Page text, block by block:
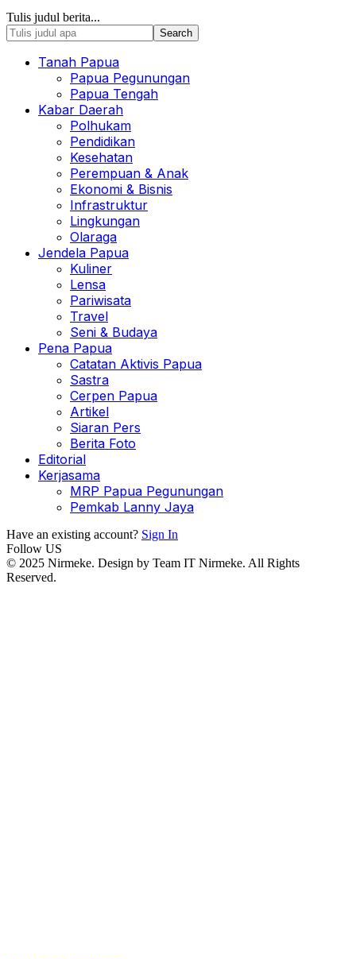
Tulis judul berita...
Tanah Papua
Papua Pegunungan
Papua Tengah
Kabar Daerah
Polhukam
Pendidikan
Kesehatan
Perempuan & Anak
Ekonomi & Bisnis
Infrastruktur
Lingkungan
Olaraga
Jendela Papua
Kuliner
Lensa
Pariwisata
Travel
Seni & Budaya
Pena Papua
Catatan Aktivis Papua
Sastra
Cerpen Papua
Artikel
Siaran Pers
Berita Foto
Editorial
Kerjasama
MRP Papua Pegunungan
Pemkab Lanny Jaya
Have an existing account? Sign In
Follow US
© 2025 Nirmeke. Design by Team IT Nirmeke. All Rights
Reserved.